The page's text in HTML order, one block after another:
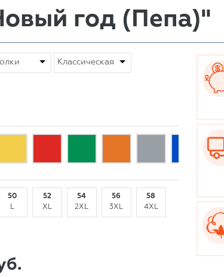
год (Пепа)"
50
L
52
XL
54
2XL
56
3XL
58
4XL